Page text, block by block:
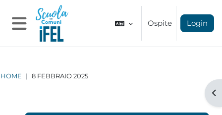
Vai al contenuto principale
Pannello laterale
Ospite Login
HOME 8 FEBBRAIO 2025